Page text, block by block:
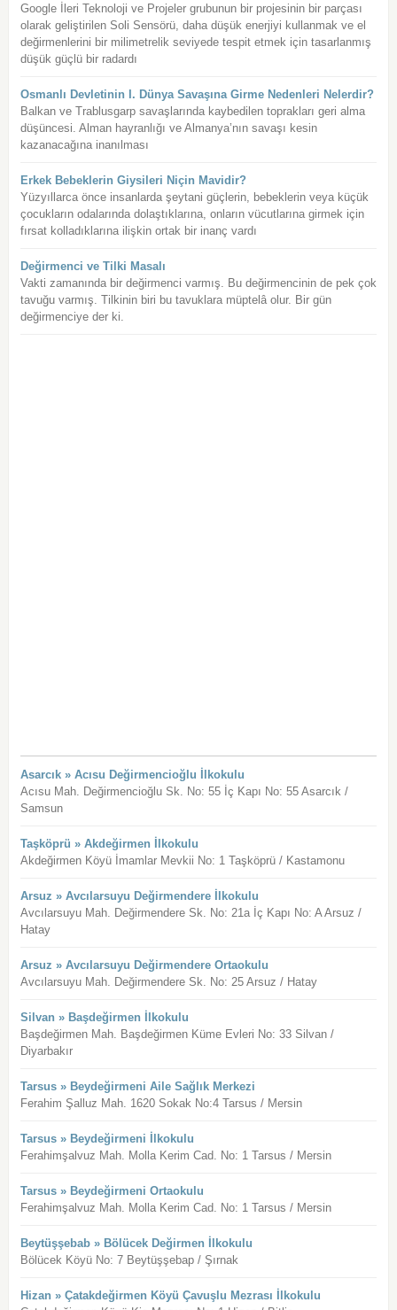
Google İleri Teknoloji ve Projeler grubunun bir projesinin bir parçası
olarak geliştirilen Soli Sensörü, daha düşük enerjiyi kullanmak ve el
değirmenlerini bir milimetrelik seviyede tespit etmek için tasarlanmış
düşük güçlü bir radardı
Osmanlı Devletinin I. Dünya Savaşına Girme Nedenleri Nelerdir?
Balkan ve Trablusgarp savaşlarında kaybedilen toprakları geri alma
düşüncesi. Alman hayranlığı ve Almanya’nın savaşı kesin
kazanacağına inanılması
Erkek Bebeklerin Giysileri Niçin Mavidir?
Yüzyıllarca önce insanlarda şeytani güçlerin, bebeklerin veya küçük
çocukların odalarında dolaştıklarına, onların vücutlarına girmek için
fırsat kolladıklarına ilişkin ortak bir inanç vardı
Değirmenci ve Tilki Masalı
Vakti zamanında bir değirmenci varmış. Bu değirmencinin de pek çok
tavuğu varmış. Tilkinin biri bu tavuklara müptelâ olur. Bir gün
değirmenciye der ki.
Asarcık » Acısu Değirmencioğlu İlkokulu
Acısu Mah. Değirmencioğlu Sk. No: 55 İç Kapı No: 55 Asarcık /
Samsun
Taşköprü » Akdeğirmen İlkokulu
Akdeğirmen Köyü İmamlar Mevkii No: 1 Taşköprü / Kastamonu
Arsuz » Avcılarsuyu Değirmendere İlkokulu
Avcılarsuyu Mah. Değirmendere Sk. No: 21a İç Kapı No: A Arsuz /
Hatay
Arsuz » Avcılarsuyu Değirmendere Ortaokulu
Avcılarsuyu Mah. Değirmendere Sk. No: 25 Arsuz / Hatay
Silvan » Başdeğirmen İlkokulu
Başdeğirmen Mah. Başdeğirmen Küme Evleri No: 33 Silvan /
Diyarbakır
Tarsus » Beydeğirmeni Aile Sağlık Merkezi
Ferahim Şalluz Mah. 1620 Sokak No:4 Tarsus / Mersin
Tarsus » Beydeğirmeni İlkokulu
Ferahimşalvuz Mah. Molla Kerim Cad. No: 1 Tarsus / Mersin
Tarsus » Beydeğirmeni Ortaokulu
Ferahimşalvuz Mah. Molla Kerim Cad. No: 1 Tarsus / Mersin
Beytüşşebab » Bölücek Değirmen İlkokulu
Bölücek Köyü No: 7 Beytüşşebap / Şırnak
Hizan » Çatakdeğirmen Köyü Çavuşlu Mezrası İlkokulu